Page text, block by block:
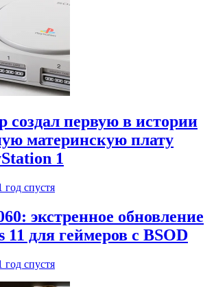
создал первую в истории
материнскую плату
1
год спустя
экстренное обновление
11 для геймеров с BSOD
год спустя